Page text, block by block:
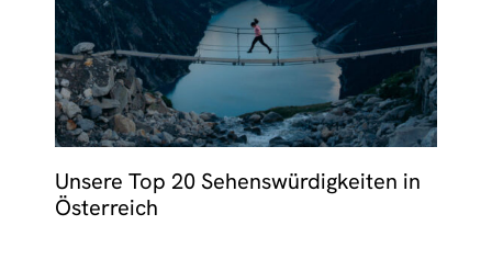
Unsere Top 20 Sehenswürdigkeiten in
Österreich